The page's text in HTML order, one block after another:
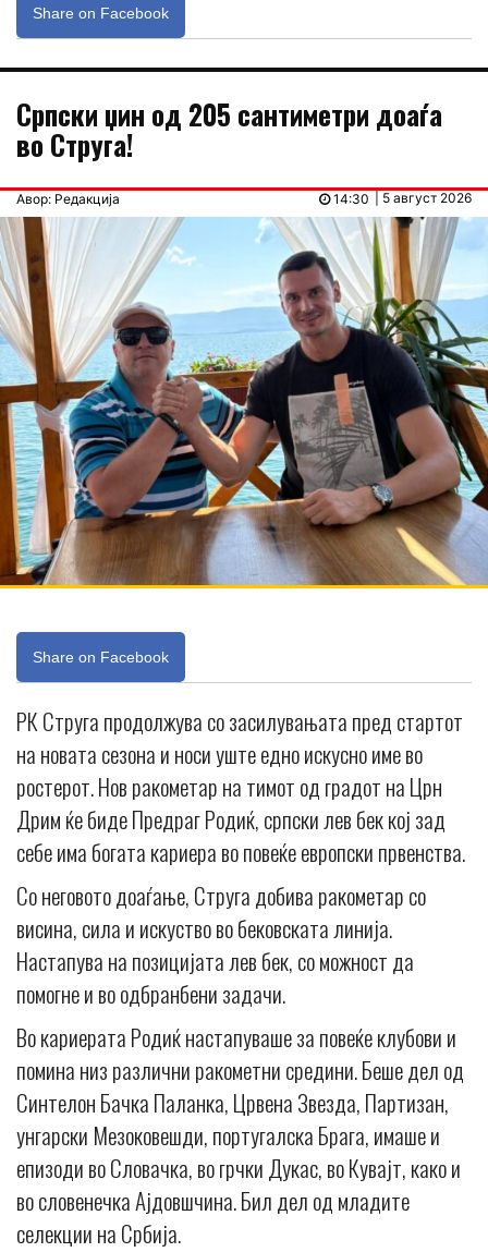
Share on Facebook
Српски џин од 205 сантиметри доаѓа
во Струга!
Авор: Редакција | 5 август 2026
14:30
Share on Facebook
РК Струга продолжува со засилувањата пред стартот
на новата сезона и носи уште едно искусно име во
ростерот. Нов ракометар на тимот од градот на Црн
Дрим ќе биде Предраг Родиќ, српски лев бек кој зад
себе има богата кариера во повеќе европски првенства.
Со неговото доаѓање, Струга добива ракометар со
висина, сила и искуство во бековската линија.
Настапува на позицијата лев бек, со можност да
помогне и во одбранбени задачи.
Во кариерата Родиќ настапуваше за повеќе клубови и
помина низ различни ракометни средини. Беше дел од
Синтелон Бачка Паланка, Црвена Звезда, Партизан,
унгарски Мезоковешди, португалска Брага, имаше и
епизоди во Словачка, во грчки Дукас, во Кувајт, како и
во словенечка Ајдовшчина. Бил дел од младите
селекции на Србија.